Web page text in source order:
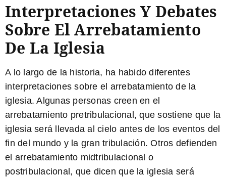
Interpretaciones Y Debates
Sobre El Arrebatamiento
De La Iglesia
A lo largo de la historia, ha habido diferentes
interpretaciones sobre el arrebatamiento de la
iglesia. Algunas personas creen en el
arrebatamiento pretribulacional, que sostiene que la
iglesia será llevada al cielo antes de los eventos del
fin del mundo y la gran tribulación. Otros defienden
el arrebatamiento midtribulacional o
postribulacional, que dicen que la iglesia será